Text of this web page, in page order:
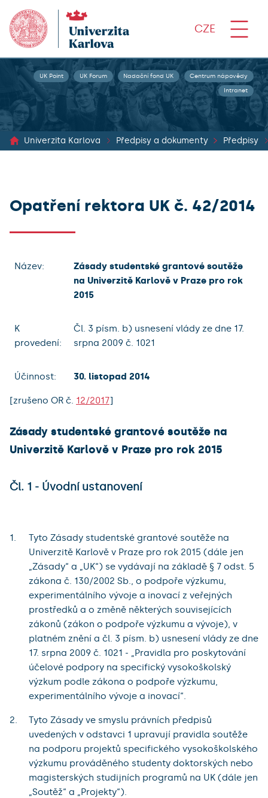
CZE
UK Point UK Forum Nadační fond UK Centrum nápovědy
Intranet
Univerzita Karlova Předpisy a dokumenty Předpisy
Opatření rektora UK č. 42/2014
Název:
Zásady studentské grantové soutěže
na Univerzitě Karlově v Praze pro rok
2015
K
provedení:
Čl. 3 písm. b) usnesení vlády ze dne 17.
srpna 2009 č. 1021
Účinnost: 30. listopad 2014
[zrušeno OR č. 12/2017]
Zásady studentské grantové soutěže na
Univerzitě Karlově v Praze pro rok 2015
Čl. 1 - Úvodní ustanovení
Tyto Zásady studentské grantové soutěže na
Univerzitě Karlově v Praze pro rok 2015 (dále jen
„Zásady“ a „UK“) se vydávají na základě § 7 odst. 5
zákona č. 130/2002 Sb., o podpoře výzkumu,
experimentálního vývoje a inovací z veřejných
prostředků a o změně některých souvisejících
zákonů (zákon o podpoře výzkumu a vývoje), v
platném znění a čl. 3 písm. b) usnesení vlády ze dne
17. srpna 2009 č. 1021 - „Pravidla pro poskytování
účelové podpory na specifický vysokoškolský
výzkum podle zákona o podpoře výzkumu,
experimentálního vývoje a inovací“.
Tyto Zásady ve smyslu právních předpisů
uvedených v odstavci 1 upravují pravidla soutěže
na podporu projektů specifického vysokoškolského
výzkumu prováděného studenty doktorských nebo
magisterských studijních programů na UK (dále jen
„Soutěž“ a „Projekty“).